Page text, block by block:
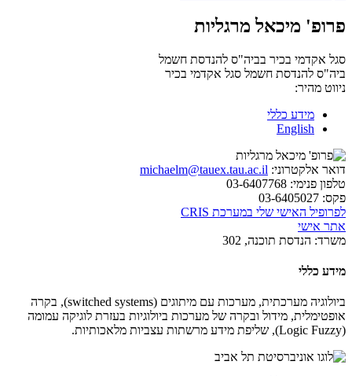
פרופ' מיכאל מרגליות
סגל אקדמי בכיר בביה"ס להנדסת חשמל
ביה"ס להנדסת חשמל סגל אקדמי בכיר
ניווט מהיר:
מידע כללי
English
דואר אלקטרוני: michaelm@tauex.tau.ac.il
טלפון פנימי:
פקס:
לפרופיל האישי שלי במערכת CRIS
אתר אישי
משרד: הנדסת תוכנה, 302
מידע כללי
ביולוגיה מערכתית, מערכות עם מיתוגים (switched systems), בקרה
אופטימלית, מידול ובקרה של מערכות ביולוגיות בעזרת לוגיקה עמומה
(
Fuzzy
Logic), שליפת מידע מרשתות עצביות מלאכותיות.